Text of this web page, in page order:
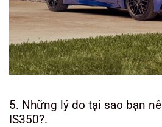
5. Những lý do tại sao bạn
IS350?.